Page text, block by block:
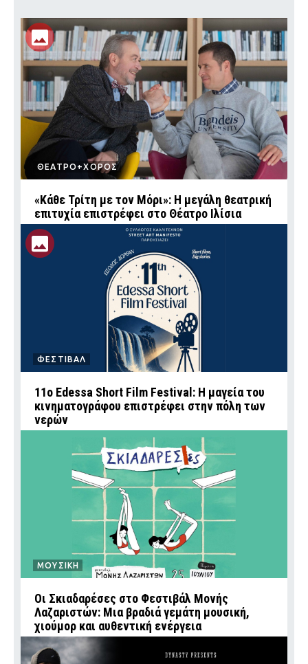
ΘΕΑΤΡΟ+ΧΟΡΟΣ
«Κάθε Τρίτη με τον Μόρι»: Η μεγάλη θεατρική
επιτυχία επιστρέφει στο Θέατρο Ιλίσια
ΦΕΣΤΙΒΑΛ
11ο Edessa Short Film Festival: Η μαγεία του
κινηματογράφου επιστρέφει στην πόλη των
νερών
ΜΟΥΣΙΚΗ
Οι Σκιαδαρέσες στο Φεστιβάλ Μονής
Λαζαριστών: Μια βραδιά γεμάτη μουσική,
χιούμορ και αυθεντική ενέργεια